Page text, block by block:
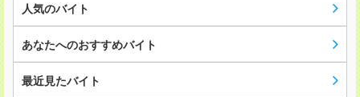
人気のバイト
あなたへのおすすめバイト
最近見たバイト